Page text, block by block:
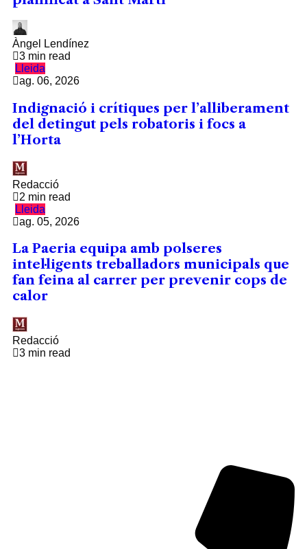
Àngel Lendínez
3 min read
Lleida
ag. 06, 2026
Indignació i crítiques per l’alliberament
del detingut pels robatoris i focs a
l’Horta
Redacció
2 min read
Lleida
ag. 05, 2026
La Paeria equipa amb polseres
intel·ligents treballadors municipals que
fan feina al carrer per prevenir cops de
calor
Redacció
3 min read